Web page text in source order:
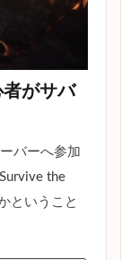
がサバ
バーへ参加
the
ということ